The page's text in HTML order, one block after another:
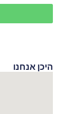
היכן אנחנו